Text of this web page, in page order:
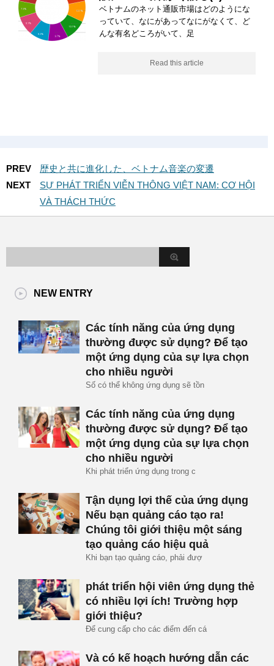
ベトナムのネット通販市場はどのようにな
っていて、なにがあってなにがなくて、ど
んな有名どころがいて、足
Read this article
PREV
歴史と共に進化した、ベトナム音楽の変遷
NEXT
SỰ PHÁT TRIỂN VIỄN THÔNG VIỆT NAM: CƠ HỘI
VÀ THÁCH THỨC
NEW ENTRY
Các tính năng của ứng dụng
thường được sử dụng? Để tạo
một ứng dụng của sự lựa chọn
cho nhiều người
Số có thể không ứng dụng sẽ tồn
Các tính năng của ứng dụng
thường được sử dụng? Để tạo
một ứng dụng của sự lựa chọn
cho nhiều người
Khi phát triển ứng dụng trong c
Tận dụng lợi thế của ứng dụng
Nếu bạn quảng cáo tạo ra!
Chúng tôi giới thiệu một sáng
tạo quảng cáo hiệu quả
Khi bạn tạo quảng cáo, phải đượ
phát triển hội viên ứng dụng thẻ
có nhiều lợi ích! Trường hợp
giới thiệu?
Để cung cấp cho các điểm đến cá
Và có kế hoạch hướng dẫn các